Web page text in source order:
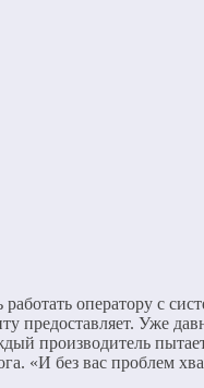
оператору с
предоставляет. Уже
производитель
«И без вас проблем